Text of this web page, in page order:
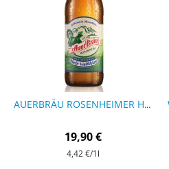
AUERBRÄU ROSENHEIMER HEFE WEISSBIER - 9 FLASCHEN
19,90 €
4,42 €/1l